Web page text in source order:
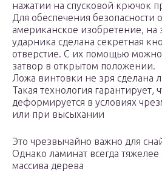
нажатии на спусковой крючок
Для обеспечения безопасности
американское изобретение, на
ударника сделана секретная
отверстие. С их помощью можно
затвор в открытом положении.
Ложа винтовки не зря сделана
Такая технология гарантирует,
деформируется в условиях
или при высыхании
Это чрезвычайно важно для
Однако ламинат всегда тяжелее
массива дерева